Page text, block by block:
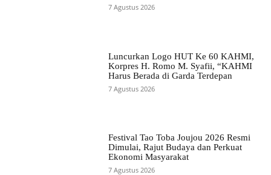
7 Agustus 2026
Luncurkan Logo HUT Ke 60 KAHMI,
Korpres H. Romo M. Syafii, “KAHMI
Harus Berada di Garda Terdepan
7 Agustus 2026
Festival Tao Toba Joujou 2026 Resmi
Dimulai, Rajut Budaya dan Perkuat
Ekonomi Masyarakat
7 Agustus 2026